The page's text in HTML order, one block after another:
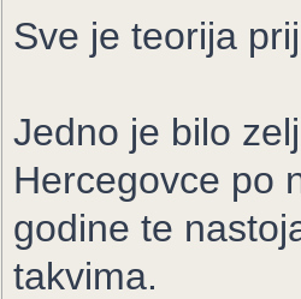
Sve je teorija
Jedno je bilo
Hercegovce po
godine te
takvima.